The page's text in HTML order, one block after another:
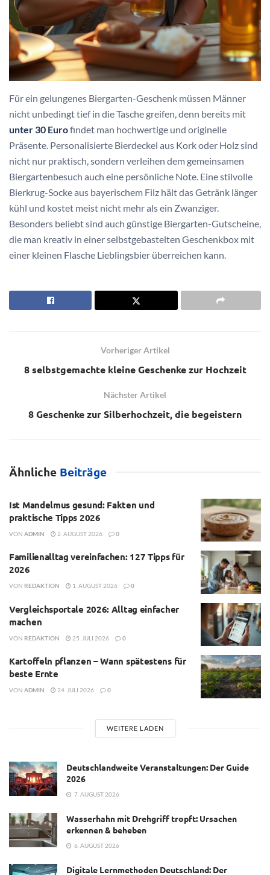
Für ein gelungenes Biergarten-Geschenk müssen Männer
nicht unbedingt tief in die Tasche greifen, denn bereits mit
unter 30 Eurofindet man hochwertige und originelle
Präsente. Personalisierte Bierdeckel aus Kork oder Holz sind
nicht nur praktisch, sondern verleihen dem gemeinsamen
Biergartenbesuch auch eine persönliche Note. Eine stilvolle
Bierkrug-Socke aus bayerischem Filz hält das Getränk länger
kühl und kostet meist nicht mehr als ein Zwanziger.
Besonders beliebt sind auch günstige Biergarten-Gutscheine,
die man kreativ in einer selbstgebastelten Geschenkbox mit
einer kleinen Flasche Lieblingsbier überreichen kann.
Vorheriger Artikel
8 selbstgemachte kleine Geschenke zur Hochzeit
Nächster Artikel
8 Geschenke zur Silberhochzeit, die begeistern
Ähnliche Beiträge
Ist Mandelmus gesund: Fakten und
praktische Tipps 2026
VON ADMIN 2. AUGUST 2026 0
Familienalltag vereinfachen: 127 Tipps für
2026
VON REDAKTION 1. AUGUST 2026 0
Vergleichsportale 2026: Alltag einfacher
machen
VON REDAKTION 25. JULI 2026 0
Kartoffeln pflanzen – Wann spätestens für
beste Ernte
VON ADMIN 24. JULI 2026 0
WEITERE LADEN
Deutschlandweite Veranstaltungen: Der Guide
2026
7. AUGUST 2026
Wasserhahn mit Drehgriff tropft: Ursachen
erkennen & beheben
6. AUGUST 2026
Digitale Lernmethoden Deutschland: Der